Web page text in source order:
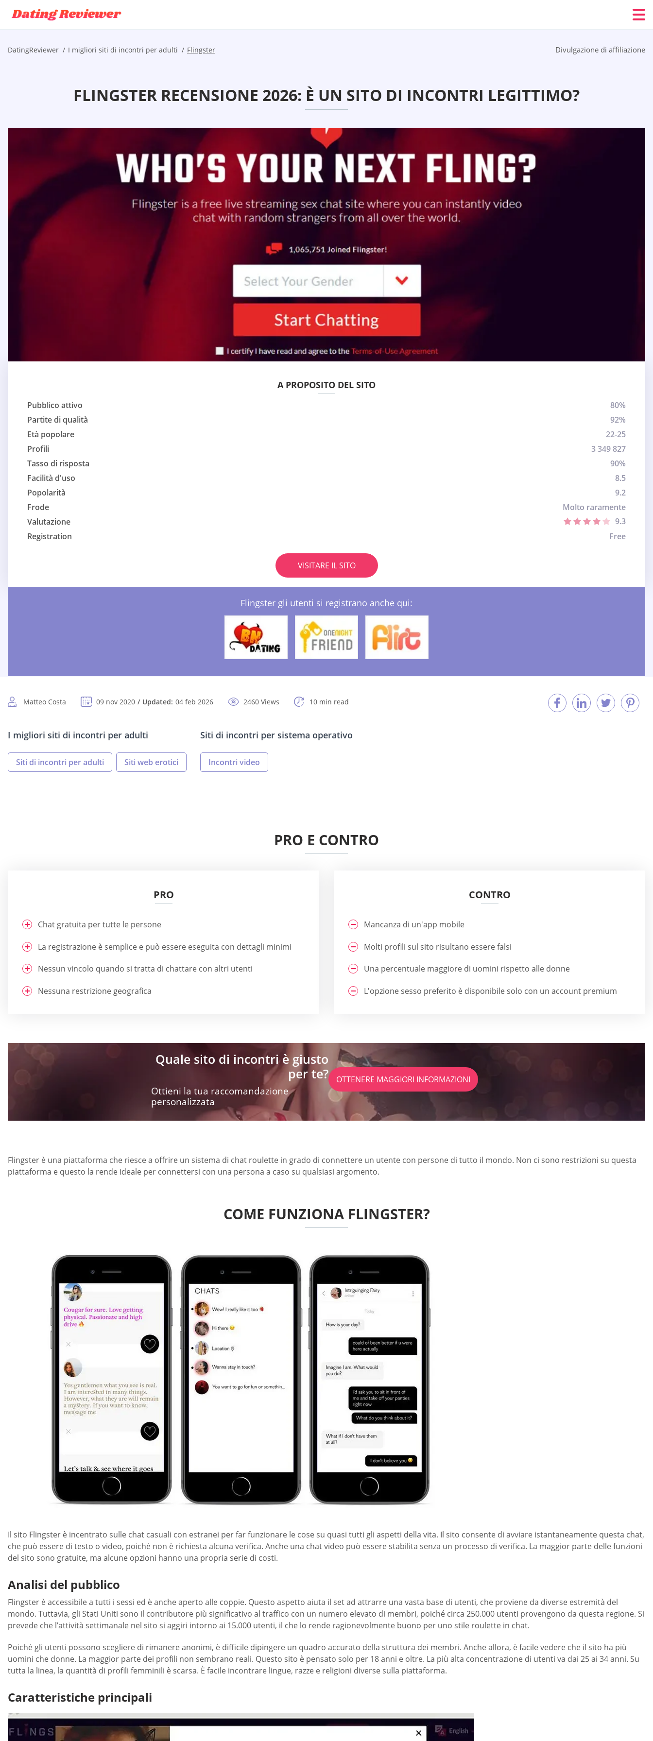
DatingReviewer I migliori siti di incontri per adulti Flingster Divulgazione di affiliazione
FLINGSTER RECENSIONE 2026: È UN SITO DI INCONTRI LEGITTIMO?
A PROPOSITO DEL SITO
Pubblico attivo
80%
Partite di qualità
92%
Età popolare
22-25
Profili
3 349 827
Tasso di risposta
90%
Facilità d'uso
8.5
Popolarità
9.2
Frode
Molto raramente
Valutazione
9.3
Registration
Free
VISITARE IL SITO
Flingster gli utenti si registrano anche qui:
Matteo Costa 09 nov 2020 Updated: 04 feb 2026 2460 Views 10 min read
I migliori siti di incontri per adulti
Siti di incontri per adulti Siti web erotici
Siti di incontri per sistema operativo
Incontri video
PRO E CONTRO
PRO
Chat gratuita per tutte le persone
La registrazione è semplice e può essere eseguita con dettagli minimi
Nessun vincolo quando si tratta di chattare con altri utenti
Nessuna restrizione geografica
CONTRO
Mancanza di un'app mobile
Molti profili sul sito risultano essere falsi
Una percentuale maggiore di uomini rispetto alle donne
L'opzione sesso preferito è disponibile solo con un account premium
Quale sito di incontri è giusto
per te?
Ottieni la tua raccomandazione
personalizzata
OTTENERE MAGGIORI INFORMAZIONI
Flingster è una piattaforma che riesce a offrire un sistema di chat roulette in grado di connettere un utente con persone di tutto il mondo. Non ci sono restrizioni su questa
piattaforma e questo la rende ideale per connettersi con una persona a caso su qualsiasi argomento.
COME FUNZIONA FLINGSTER?
Il sito Flingster è incentrato sulle chat casuali con estranei per far funzionare le cose su quasi tutti gli aspetti della vita. Il sito consente di avviare istantaneamente questa chat,
che può essere di testo o video, poiché non è richiesta alcuna verifica. Anche una chat video può essere stabilita senza un processo di verifica. La maggior parte delle funzioni
del sito sono gratuite, ma alcune opzioni hanno una propria serie di costi.
Analisi del pubblico
Flingster è accessibile a tutti i sessi ed è anche aperto alle coppie. Questo aspetto aiuta il set ad attrarre una vasta base di utenti, che proviene da diverse estremità del
mondo. Tuttavia, gli Stati Uniti sono il contributore più significativo al traffico con un numero elevato di membri, poiché circa 250.000 utenti provengono da questa regione. Si
prevede che l’attività settimanale nel sito si aggiri intorno ai 15.000 utenti, il che lo rende ragionevolmente buono per uno stile roulette in chat.
Poiché gli utenti possono scegliere di rimanere anonimi, è difficile dipingere un quadro accurato della struttura dei membri. Anche allora, è facile vedere che il sito ha più
uomini che donne. La maggior parte dei profili non sembrano reali. Questo sito è pensato solo per 18 anni e oltre. La più alta concentrazione di utenti va dai 25 ai 34 anni. Su
tutta la linea, la quantità di profili femminili è scarsa. È facile incontrare lingue, razze e religioni diverse sulla piattaforma.
Caratteristiche principali